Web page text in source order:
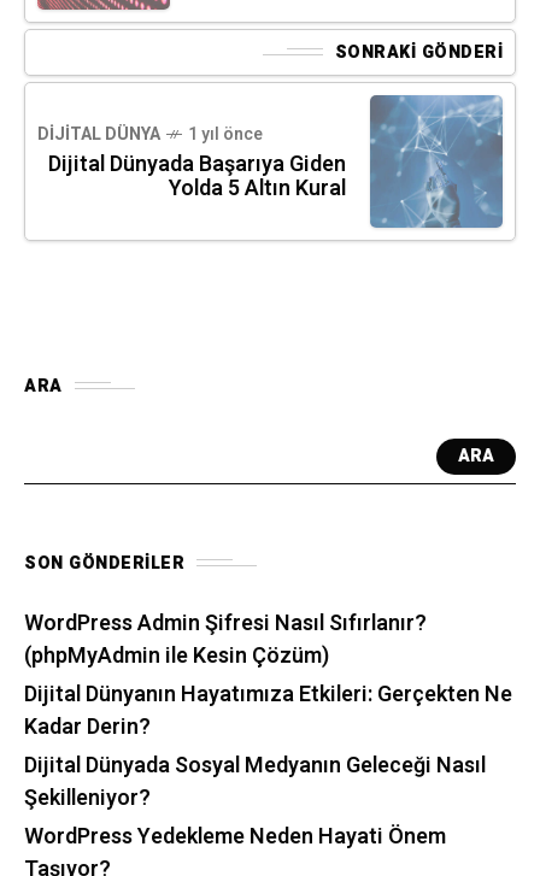
SONRAKI GÖNDERI
DIJITAL DÜNYA 1 yıl önce
Dijital Dünyada Başarıya Giden
Yolda 5 Altın Kural
ARA
ARA
SON GÖNDERILER
WordPress Admin Şifresi Nasıl Sıfırlanır?
(phpMyAdmin ile Kesin Çözüm)
Dijital Dünyanın Hayatımıza Etkileri: Gerçekten Ne
Kadar Derin?
Dijital Dünyada Sosyal Medyanın Geleceği Nasıl
Şekilleniyor?
WordPress Yedekleme Neden Hayati Önem
Taşıyor?